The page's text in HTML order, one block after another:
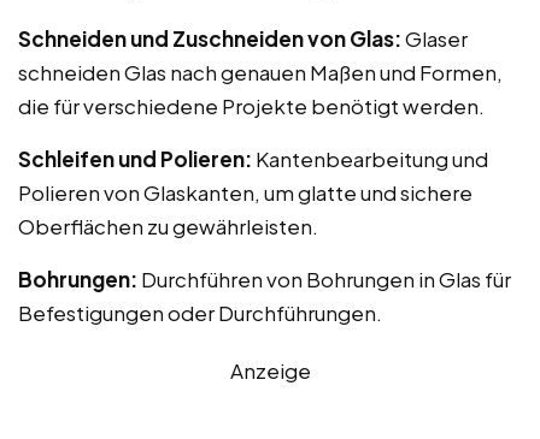
Schneiden und Zuschneiden von Glas:Glaser
schneiden Glas nach genauen Maßen und Formen,
die für verschiedene Projekte benötigt werden.
Schleifen und Polieren: Kantenbearbeitung und
Polieren von Glaskanten, um glatte und sichere
Oberflächen zu gewährleisten.
Bohrungen: Durchführen von Bohrungen in Glas für
Befestigungen oder Durchführungen.
Anzeige